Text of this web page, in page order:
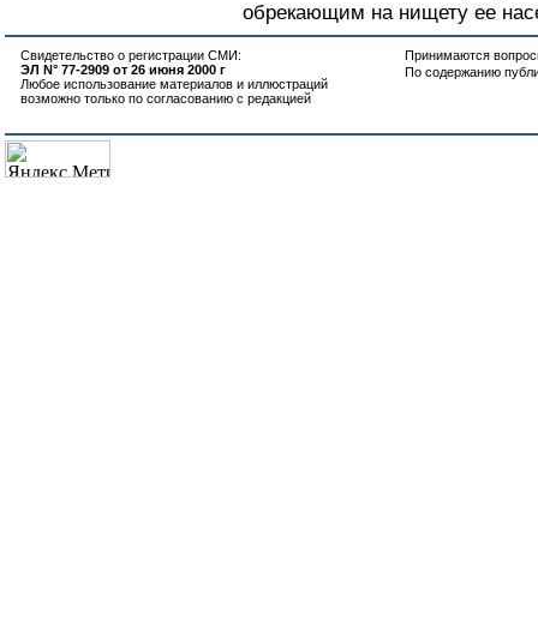
обрекающим на нищету ее
Свидетельство о регистрации СМИ:
ЭЛ N° 77-2909 от 26 июня 2000 г
Любое использование материалов и иллюстраций
возможно только по согласованию с редакцией
Принимаются
По содержанию